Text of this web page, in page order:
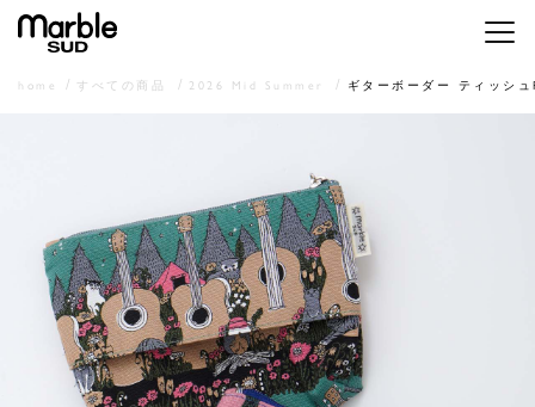
メニ
home すべての商品 2026 Mid Summer ギターボーダー ティッシ